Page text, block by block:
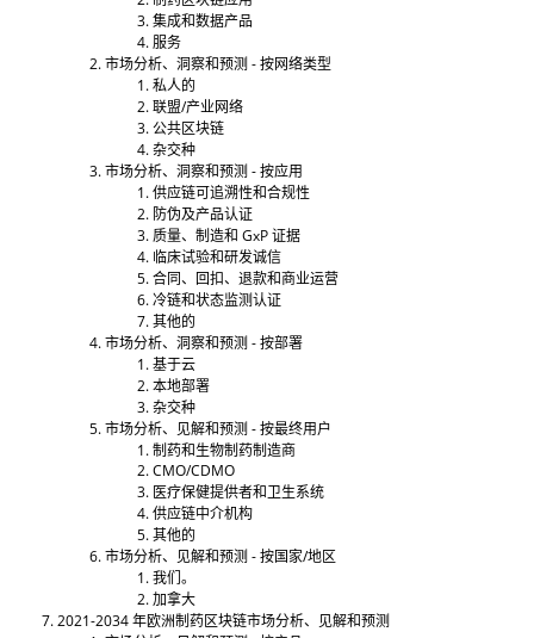
集成和数据产品
服务
市场分析、洞察和预测 - 按网络类型
私人的
联盟/产业网络
公共区块链
杂交种
市场分析、洞察和预测 - 按应用
供应链可追溯性和合规性
防伪及产品认证
质量、制造和 GxP 证据
临床试验和研发诚信
合同、回扣、退款和商业运营
冷链和状态监测认证
其他的
市场分析、洞察和预测 - 按部署
基于云
本地部署
杂交种
市场分析、见解和预测 - 按最终用户
制药和生物制药制造商
CMO/CDMO
医疗保健提供者和卫生系统
供应链中介机构
其他的
市场分析、见解和预测 - 按国家/地区
我们。
加拿大
2021-2034 年欧洲制药区块链市场分析、见解和预测